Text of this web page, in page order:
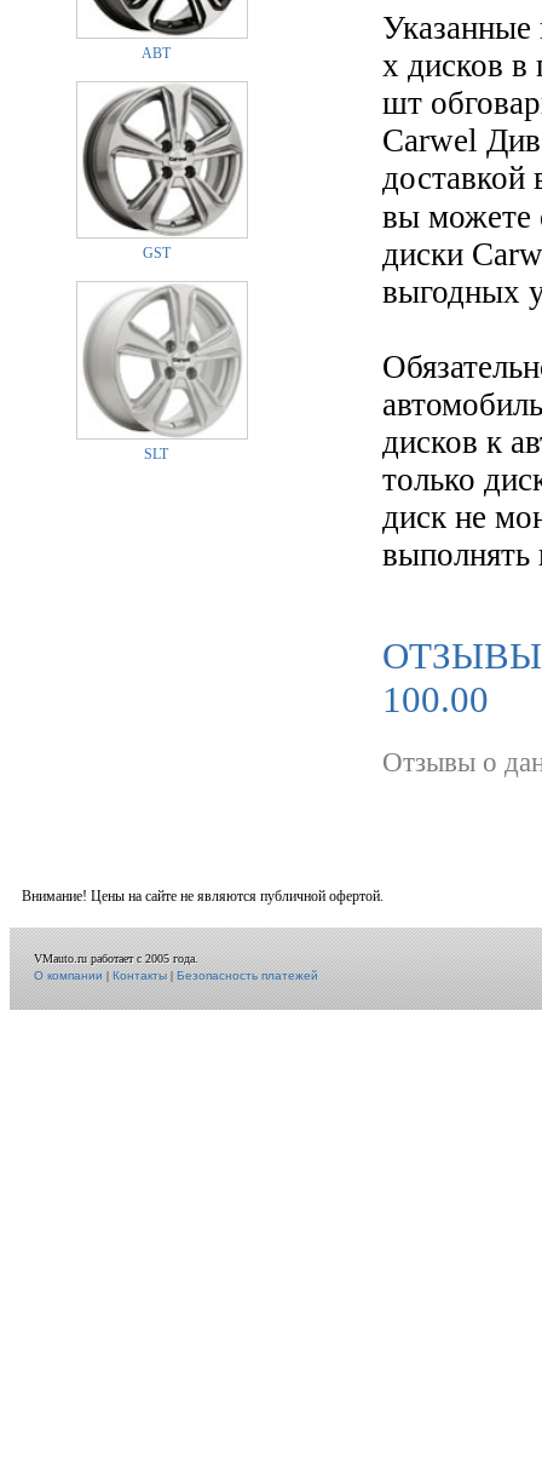
ABT
GST
SLT
Указанные
х дисков в
шт
Carwel
доставкой
вы можете
диски
выгодных
дисков к
только
диск не
выполнять
ОТЗЫВЫ
100.00
Отзывы о
Внимание! Цены на сайте не являются публичной офертой.
VMauto.ru работает с 2005 года.
О компании|Контакты|Безопасность платежей